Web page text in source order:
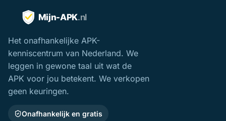
Lichtenvoorde
Best
Castricum
Het onafhankelijke APK-
kenniscentrum van Nederland. We
leggen in gewone taal uit wat de
APK voor jou betekent. We verkopen
geen keuringen.
Onafhankelijk en gratis